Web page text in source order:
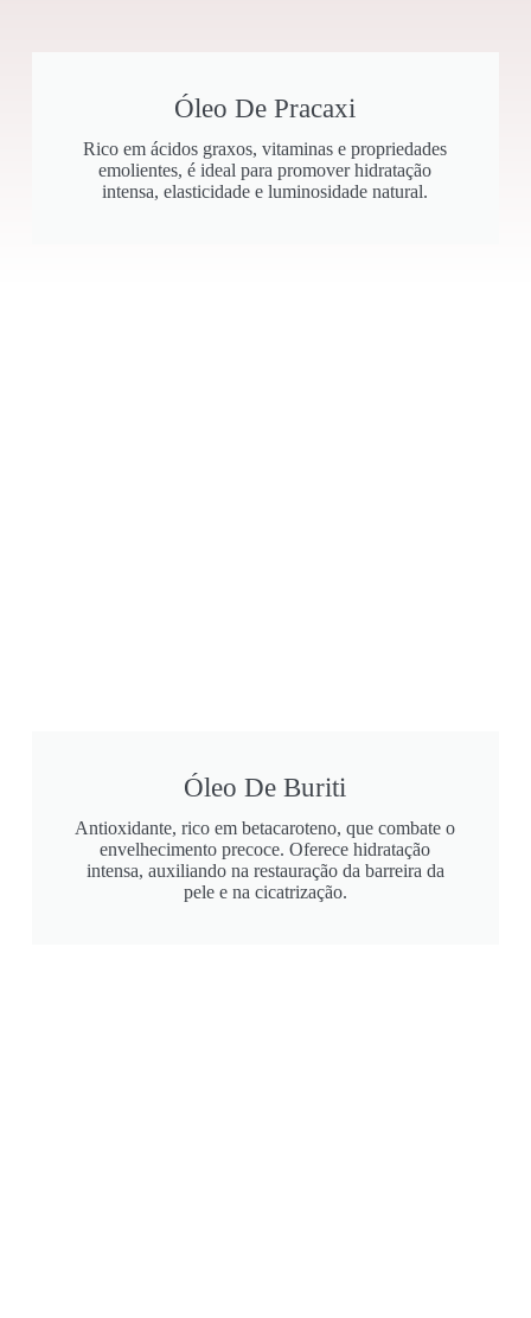
Óleo De Pracaxi
Rico em ácidos graxos, vitaminas e propriedades
emolientes, é ideal para promover hidratação
intensa, elasticidade e luminosidade natural.
Óleo De Buriti
Antioxidante, rico em betacaroteno, que combate o
envelhecimento precoce. Oferece hidratação
intensa, auxiliando na restauração da barreira da
pele e na cicatrização.